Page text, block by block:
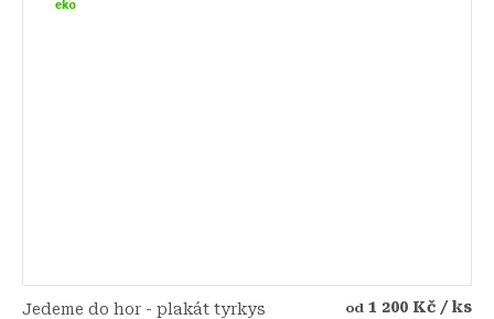
Jedeme do hor - plakát tyrkys od 1 200 Kč / ks